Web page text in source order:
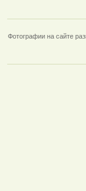
Фотографии на сайте